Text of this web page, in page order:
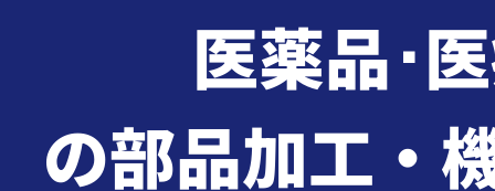
医薬品･
の部品加工・